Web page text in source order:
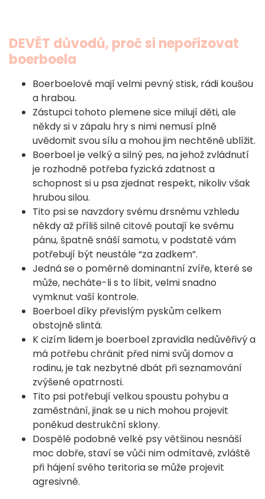
DEVĚT důvodů, proč si nepořizovat
boerboela
Boerboelové mají velmi pevný stisk, rádi koušou
a hrabou.
Zástupci tohoto plemene sice milují děti, ale
někdy si v zápalu hry s nimi nemusí plně
uvědomit svou sílu a mohou jim nechtěně ublížit.
Boerboel je velký a silný pes, na jehož zvládnutí
je rozhodně potřeba fyzická zdatnost a
schopnost si u psa zjednat respekt, nikoliv však
hrubou silou.
Tito psi se navzdory svému drsnému vzhledu
někdy až příliš silně citově poutají ke svému
pánu, špatně snáší samotu, v podstatě vám
potřebují být neustále “za zadkem”.
Jedná se o poměrně dominantní zvíře, které se
může, necháte-li s to líbit, velmi snadno
vymknut vaší kontrole.
Boerboel díky převislým pyskům celkem
obstojně slintá.
K cizím lidem je boerboel zpravidla nedůvěřivý a
má potřebu chránit před nimi svůj domov a
rodinu, je tak nezbytné dbát při seznamování
zvýšené opatrnosti.
Tito psi potřebují velkou spoustu pohybu a
zaměstnání, jinak se u nich mohou projevit
poněkud destrukční sklony.
Dospělé podobně velké psy většinou nesnáší
moc dobře, staví se vůči nim odmítavě, zvláště
při hájení svého teritoria se může projevit
agresivně.